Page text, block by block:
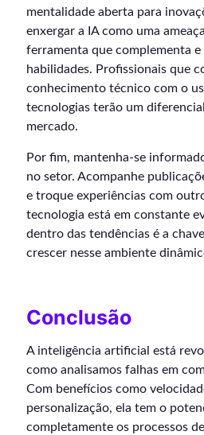
mentalidade aberta para
enxergar a IA como uma
ferramenta que complementa e
habilidades. Profissionais que
conhecimento técnico com o
tecnologias terão um
mercado.
Por fim, mantenha-se
no setor. Acompanhe
e troque experiências com
tecnologia está em constante
dentro das tendências é a
crescer nesse ambiente
Conclusão
A inteligência artificial está
como analisamos falhas em
Com benefícios como
personalização, ela tem o
completamente os processos